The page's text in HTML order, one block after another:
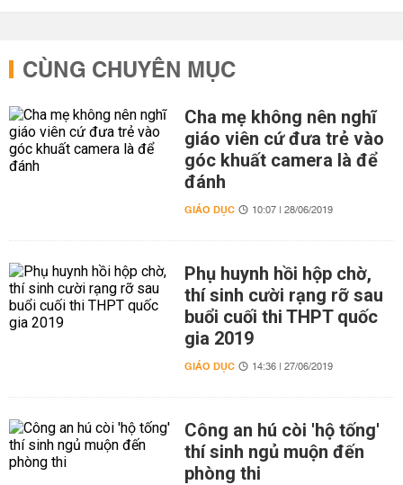
CÙNG CHUYÊN MỤC
Cha mẹ không nên nghĩ
giáo viên cứ đưa trẻ vào
góc khuất camera là để
đánh
GIÁO DỤC 10:07 | 28/06/2019
Phụ huynh hồi hộp chờ,
thí sinh cười rạng rỡ sau
buổi cuối thi THPT quốc
gia 2019
GIÁO DỤC 14:36 | 27/06/2019
Công an hú còi 'hộ tống'
thí sinh ngủ muộn đến
phòng thi